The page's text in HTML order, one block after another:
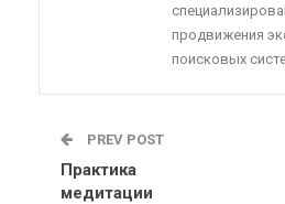
продвижения
поисковых
PREV POST
Практика
медитации